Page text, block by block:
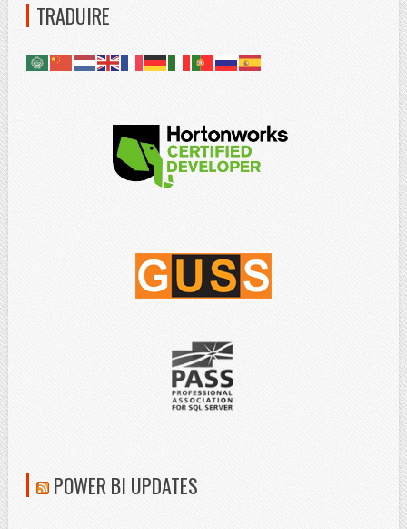
TRADUIRE
POWER BI UPDATES